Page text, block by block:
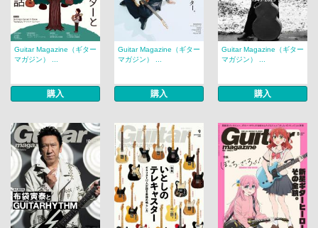
Guitar Magazine（ギター
マガジン） ...
購入
Guitar Magazine（ギター
マガジン） ...
購入
Guitar Magazine（ギター
マガジン） ...
購入